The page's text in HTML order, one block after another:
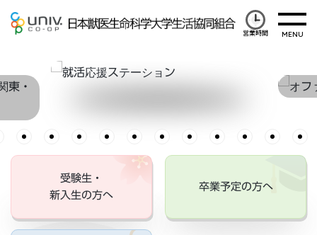
営業時間
受験生・
新入生の方へ
卒業予定の方へ